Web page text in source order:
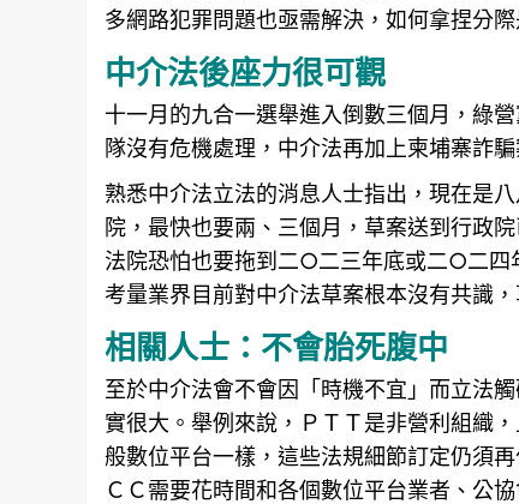
多網路犯罪問題也亟需解決，如何拿捏分際
中介法後座力很可觀
十一月的九合一選舉進入倒數三個月，綠
隊沒有危機處理，中介法再加上柬埔寨詐騙
熟悉中介法立法的消息人士指出，現在是
院，最快也要兩、三個月，草案送到行政
法院恐怕也要拖到二○二三年底或二○二四
考量業界目前對中介法草案根本沒有共識
相關人士：不會胎死腹中
至於中介法會不會因「時機不宜」而立法
實很大。舉例來說，ＰＴＴ是非營利組織
般數位平台一樣，這些法規細節訂定仍須
ＣＣ需要花時間和各個數位平台業者、公